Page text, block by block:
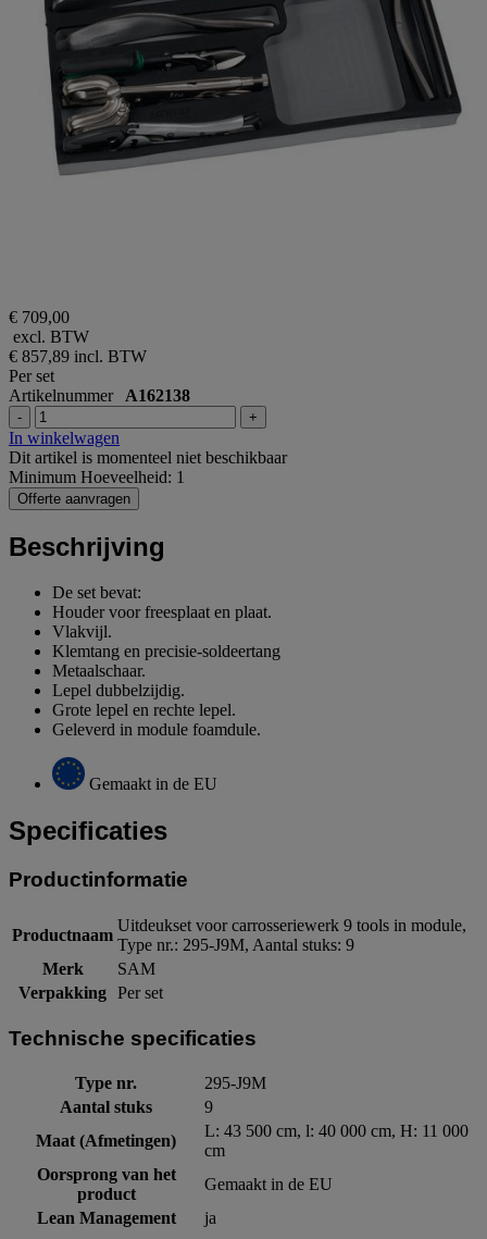
€ 709,00
excl. BTW
€ 857,89 incl. BTW
Per set
Artikelnummer A162138
- +
In winkelwagen
Dit artikel is momenteel niet beschikbaar
Minimum Hoeveelheid: 1
Offerte aanvragen
Beschrijving
De set bevat:
Houder voor freesplaat en plaat.
Vlakvijl.
Klemtang en precisie-soldeertang
Metaalschaar.
Lepel dubbelzijdig.
Grote lepel en rechte lepel.
Geleverd in module foamdule.
Gemaakt in de EU
Specificaties
Productinformatie
Productnaam
Uitdeukset voor carrosseriewerk 9 tools in module,
Type nr.: 295-J9M, Aantal stuks: 9
Merk
SAM
Verpakking Per set
Technische specificaties
Type nr.
295-J9M
Aantal stuks
9
Maat (Afmetingen)
L: 43 500 cm, l: 40 000 cm, H: 11 000
cm
Oorsprong van het
product
Gemaakt in de EU
Lean Management
ja